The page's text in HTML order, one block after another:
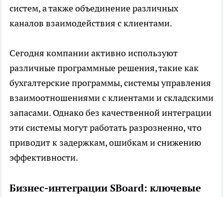
систем, а также объединение различных
каналов взаимодействия с клиентами.
Сегодня компании активно используют
различные программные решения, такие как
бухгалтерские программы, системы управления
взаимоотношениями с клиентами и складскими
запасами. Однако без качественной интеграции
эти системы могут работать разрозненно, что
приводит к задержкам, ошибкам и снижению
эффективности.
Бизнес-интеграции SBoard: ключевые